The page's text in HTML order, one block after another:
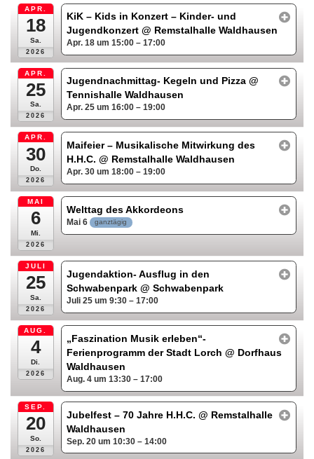
APR.
18
Sa.
2026
KiK – Kids in Konzert – Kinder- und
Jugendkonzert@ Remstalhalle Waldhausen
Apr. 18 um 15:00 – 17:00
APR.
25
Sa.
2026
Jugendnachmittag- Kegeln und Pizza@
Tennishalle Waldhausen
Apr. 25 um 16:00 – 19:00
APR.
30
Do.
2026
Maifeier – Musikalische Mitwirkung des
H.H.C.@ Remstalhalle Waldhausen
Apr. 30 um 18:00 – 19:00
MAI
6
Mi.
2026
Welttag des Akkordeons
Mai 6 ganztägig
JULI
25
Sa.
2026
Jugendaktion- Ausflug in den
Schwabenpark@ Schwabenpark
Juli 25 um 9:30 – 17:00
AUG.
4
Di.
2026
„Faszination Musik erleben“-
Ferienprogramm der Stadt Lorch@ Dorfhaus
Waldhausen
Aug. 4 um 13:30 – 17:00
SEP.
20
So.
2026
Jubelfest – 70 Jahre H.H.C.@ Remstalhalle
Waldhausen
Sep. 20 um 10:30 – 14:00